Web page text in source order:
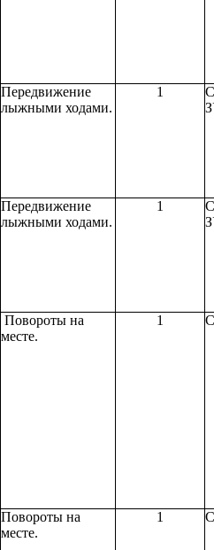
Передвижение
лыжными ходами.
1
Передвижение
лыжными ходами.
1
Повороты на
месте.
1
Повороты на
месте.
1